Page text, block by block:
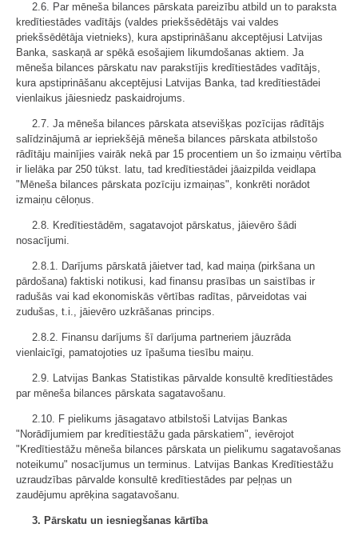
2.6. Par mēneša bilances pārskata pareizību atbild un to paraksta
kredītiestādes vadītājs (valdes priekšsēdētājs vai valdes
priekšsēdētāja vietnieks), kura apstiprināšanu akceptējusi Latvijas
Banka, saskaņā ar spēkā esošajiem likumdošanas aktiem. Ja
mēneša bilances pārskatu nav parakstījis kredītiestādes vadītājs,
kura apstiprināšanu akceptējusi Latvijas Banka, tad kredītiestādei
vienlaikus jāiesniedz paskaidrojums.
2.7. Ja mēneša bilances pārskata atsevišķas pozīcijas rādītājs
salīdzinājumā ar iepriekšējā mēneša bilances pārskata atbilstošo
rādītāju mainījies vairāk nekā par 15 procentiem un šo izmaiņu vērtība
ir lielāka par 250 tūkst. latu, tad kredītiestādei jāaizpilda veidlapa
"Mēneša bilances pārskata pozīciju izmaiņas", konkrēti norādot
izmaiņu cēloņus.
2.8. Kredītiestādēm, sagatavojot pārskatus, jāievēro šādi
nosacījumi.
2.8.1. Darījums pārskatā jāietver tad, kad maiņa (pirkšana un
pārdošana) faktiski notikusi, kad finansu prasības un saistības ir
radušās vai kad ekonomiskās vērtības radītas, pārveidotas vai
zudušas, t.i., jāievēro uzkrāšanas princips.
2.8.2. Finansu darījums šī darījuma partneriem jāuzrāda
vienlaicīgi, pamatojoties uz īpašuma tiesību maiņu.
2.9. Latvijas Bankas Statistikas pārvalde konsultē kredītiestādes
par mēneša bilances pārskata sagatavošanu.
2.10. F pielikums jāsagatavo atbilstoši Latvijas Bankas
"Norādījumiem par kredītiestāžu gada pārskatiem", ievērojot
"Kredītiestāžu mēneša bilances pārskata un pielikumu sagatavošanas
noteikumu" nosacījumus un terminus. Latvijas Bankas Kredītiestāžu
uzraudzības pārvalde konsultē kredītiestādes par peļņas un
zaudējumu aprēķina sagatavošanu.
3. Pārskatu un iesniegšanas kārtība